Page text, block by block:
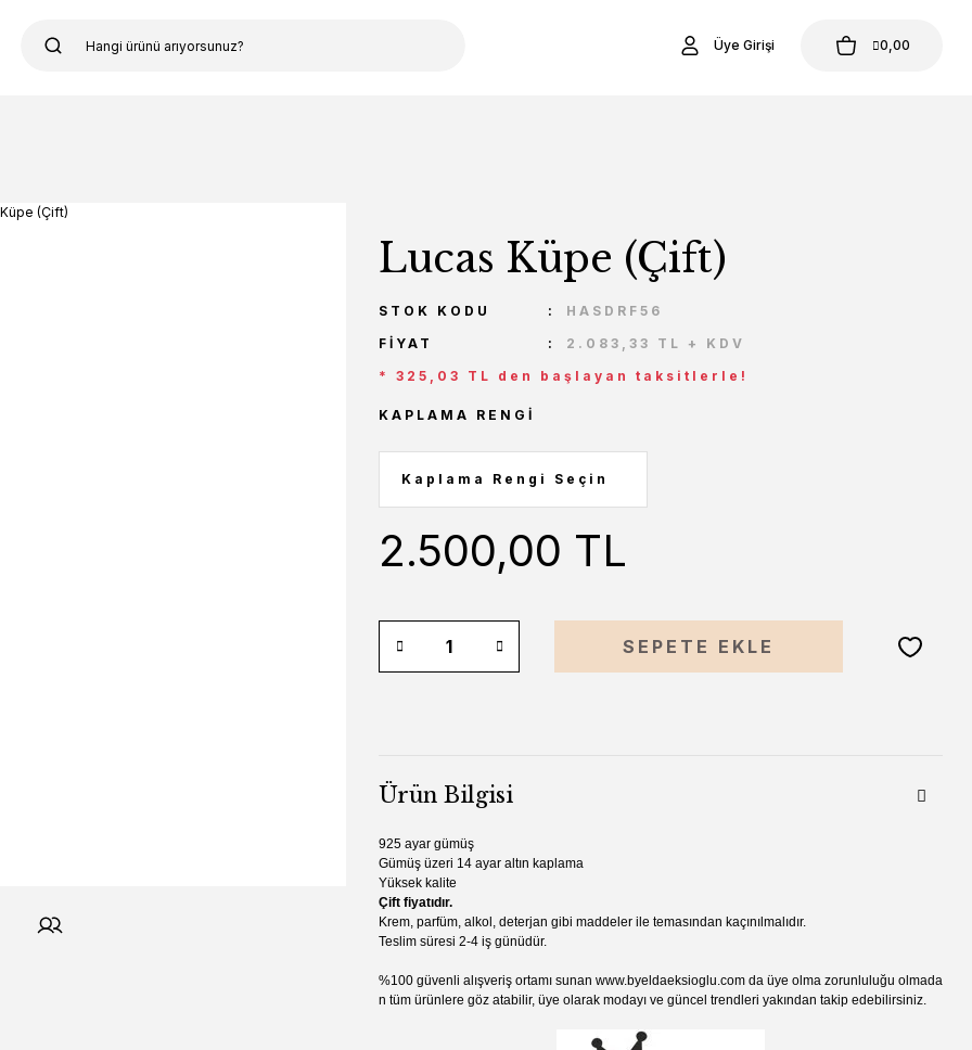
Üye Girişi 0,00
Lucas Küpe (Çift)
STOK KODU
HASDRF56
FIYAT
2.083,33 TL + KDV
* 325,03 TL den başlayan taksitlerle!
KAPLAMA RENGI
2.500,00 TL
SEPETE EKLE
Ürün Bilgisi
925 ayar gümüş
Gümüş üzeri 14 ayar altın kaplama
Yüksek kalite
Çift fiyatıdır.
Krem, parfüm, alkol, deterjan gibi madde ler ile temasından kaçınılmalıdır.
Teslim süresi 2-4 iş günüdür.
%100 güvenli alışveriş ortamı sunan www.byeldaeksioglu.com da üye olma zorunluluğu olmada
n tüm ürünlere göz atabilir, üye olarak modayı ve güncel trendleri yakından takip edebilirsiniz.